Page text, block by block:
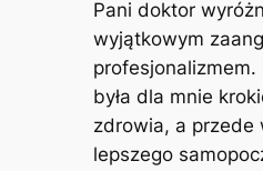
Pani doktor
wyjątkowym
była dla mnie
zdrowia, a przede
lepszego